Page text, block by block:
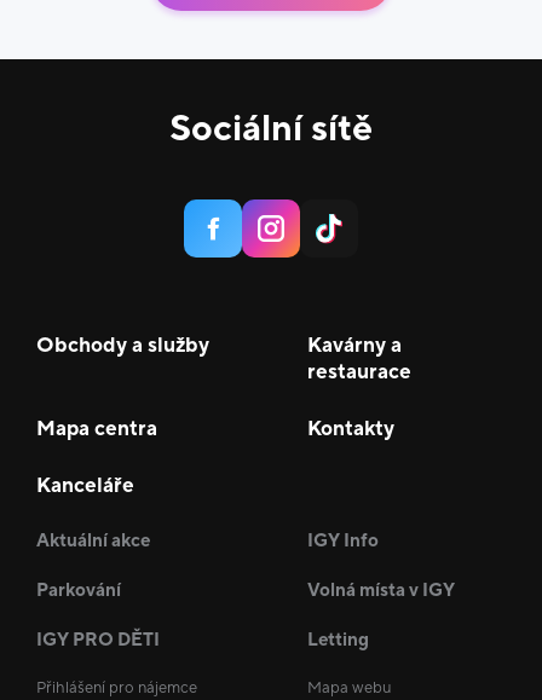
Sociální sítě
Obchody a služby
Kavárny a
restaurace
Mapa centra Kontakty
Kanceláře
Aktuální akce IGY Info
Parkování Volná místa v IGY
IGY PRO DĚTI Letting
Přihlášení pro nájemce Mapa webu